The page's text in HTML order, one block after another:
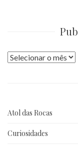
Publicações
Atol das Rocas
Curiosidades